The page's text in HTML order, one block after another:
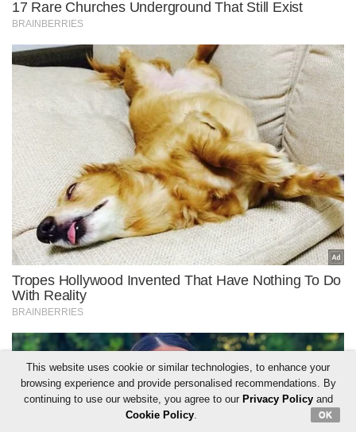
This website uses cookie or similar technologies, to enhance your
browsing experience and provide personalised recommendations. By
continuing to use our website, you agree to our Privacy Policyand
Cookie Policy. OK